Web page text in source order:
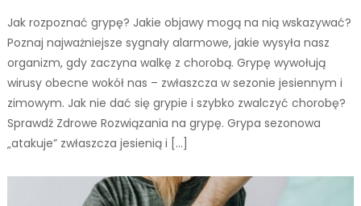
Jak rozpoznać grypę? Jakie objawy mogą na nią wskazywać?
Poznaj najważniejsze sygnały alarmowe, jakie wysyła nasz
organizm, gdy zaczyna walkę z chorobą. Grypę wywołują
wirusy obecne wokół nas – zwłaszcza w sezonie jesiennym i
zimowym. Jak nie dać się grypie i szybko zwalczyć chorobę?
Sprawdź Zdrowe Rozwiązania na grypę. Grypa sezonowa
„atakuje” zwłaszcza jesienią i […]